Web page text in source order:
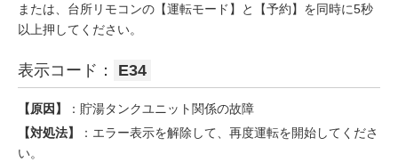
または、台所リモコンの【運転モード】と【予約】を同時に5秒
以上押してください。
表示コード： E34
【原因】
：貯湯タンクユニット関係の故障
【対処法】
：エラー表示を解除して、再度運転を開始してくださ
い。